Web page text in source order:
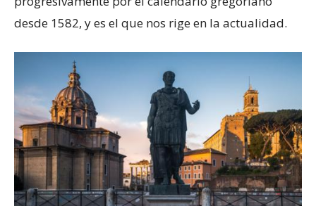
desde 1582, y es el que nos rige en la actualidad.